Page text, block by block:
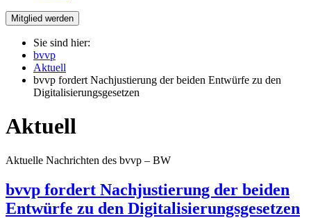
Mitglied werden
Sie sind hier:
bvvp
Aktuell
bvvp fordert Nachjustierung der beiden Entwürfe zu den
Digitalisierungsgesetzen
Aktuell
Aktuelle Nachrichten des bvvp – BW
bvvp fordert Nachjustierung der beiden
Entwürfe zu den Digitalisierungsgesetzen